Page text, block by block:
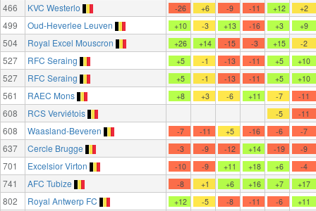
466 KVC Westerlo -26 +6 -9 -11 +12 +2
499 Oud-Heverlee Leuven +10 -3 +13 -16 +3 +9
504 Royal Excel Mouscron +26 +14 -15 -3 +15 -2
527 RFC Seraing +5 -1 -13 -11 +5 +10
527 RFC Seraing +5 -1 -13 -11 +5 +10
561 RAEC Mons +8 +3 -6 +11 -7 -11
608 RCS Verviétois -5 -11
608 Waasland-Beveren -7 -11 +5 -16 -6 -7
637 Cercle Brugge -3 -9 -12 +14 -19 -9
701 Excelsior Virton -10 -9 +11 +18 +6 -4
741 AFC Tubize -8 +1 +6 +16 +7 +17
802 Royal Antwerp FC +12 -5 -8 -11 -6 +11